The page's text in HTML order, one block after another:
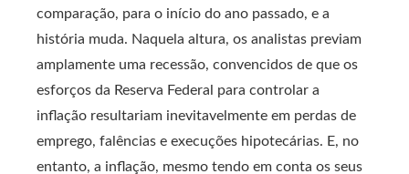
comparação, para o início do ano passado, e a
história muda. Naquela altura, os analistas previam
amplamente uma recessão, convencidos de que os
esforços da Reserva Federal para controlar a
inflação resultariam inevitavelmente em perdas de
emprego, falências e execuções hipotecárias. E, no
entanto, a inflação, mesmo tendo em conta os seus